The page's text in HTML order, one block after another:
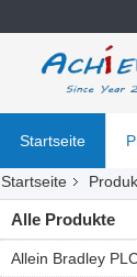
Startseite
Startseite
Alle Produkte
Allein Bradley